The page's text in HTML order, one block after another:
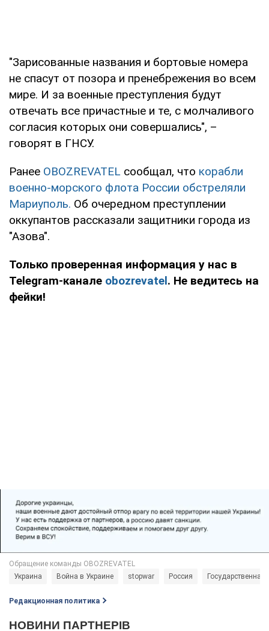
"Зарисованные названия и бортовые номера
не спасут от позора и пренебрежения во всем
мире. И за военные преступления будут
отвечать все причастные и те, с молчаливого
согласия которых они совершались", –
говорят в ГНСУ.
Ранее OBOZREVATEL сообщал, что корабли
военно-морского флота России обстреляли
Мариуполь. Об очередном преступлении
оккупантов рассказали защитники города из
"Азова".
Только проверенная информация у нас в
Telegram-канале obozrevatel. Не ведитесь на
фейки!
Украина Война в Украине stopwar Россия
Редакционная политика